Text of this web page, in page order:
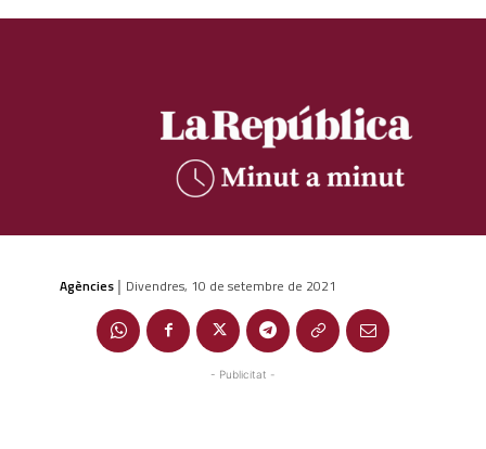
Agències | Divendres, 10 de setembre de 2021
- Publicitat -